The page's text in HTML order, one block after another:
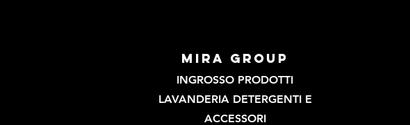
mira group
INGROSSO PRODOTTI
LAVANDERIA DETERGENTI E
ACCESSORI